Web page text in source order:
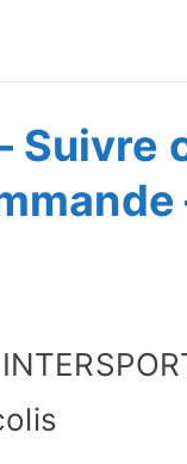
Suivre